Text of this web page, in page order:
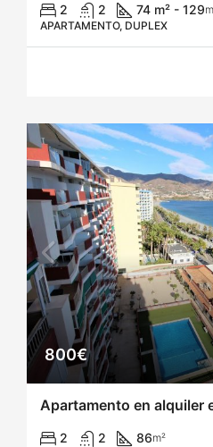
2 2 74 m² - 129
APARTAMENTO, DUPLEX
800€
Apartamento en alquiler
2 2 86m²